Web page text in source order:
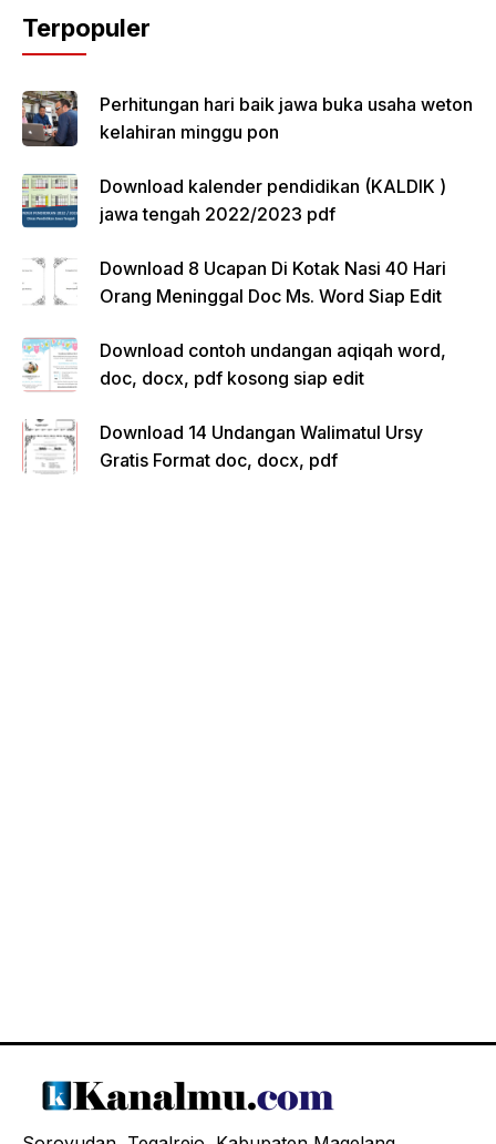
Terpopuler
Perhitungan hari baik jawa buka usaha weton
kelahiran minggu pon
Download kalender pendidikan (KALDIK )
jawa tengah 2022/2023 pdf
Download 8 Ucapan Di Kotak Nasi 40 Hari
Orang Meninggal Doc Ms. Word Siap Edit
Download contoh undangan aqiqah word,
doc, docx, pdf kosong siap edit
Download 14 Undangan Walimatul Ursy
Gratis Format doc, docx, pdf